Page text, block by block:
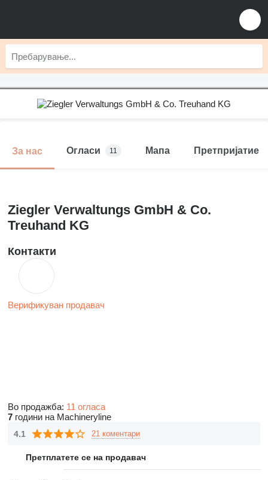
За нас Огласи 11 Мапа Претпријатие
Ziegler Verwaltungs GmbH & Co.
Treuhand KG
Контакти
Верификуван продавач
Во продажба: 11 огласа
7 години на Machineryline
4.1 21 коментари
Претплатете се на продавач